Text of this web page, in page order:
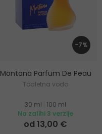
-7%
Montana Parfum De Peau
Toaletna voda
30 ml
100 ml
Na zalihi 3 verzije
od 13,00 €